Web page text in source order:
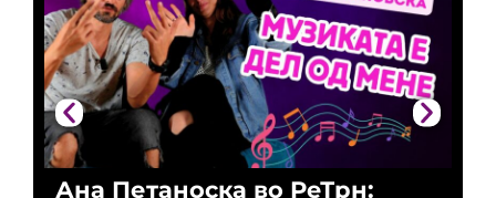
Ана Петаноска во РеТрн: